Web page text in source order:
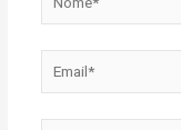
Email*